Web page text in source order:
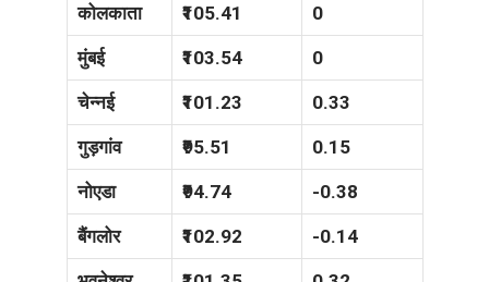
कोलकाता ₹105.41 0
मुंबई ₹103.54 0
चेन्नई ₹101.23 0.33
गुड़गांव ₹95.51 0.15
नोएडा ₹94.74 -0.38
बैंगलोर ₹102.92 -0.14